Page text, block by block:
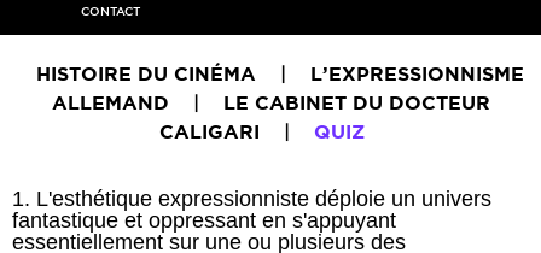
CONTACT
HISTOIRE DU CINÉMA |
L’EXPRESSIONNISME
ALLEMAND
|
LE CABINET DU DOCTEUR
CALIGARI
| QUIZ